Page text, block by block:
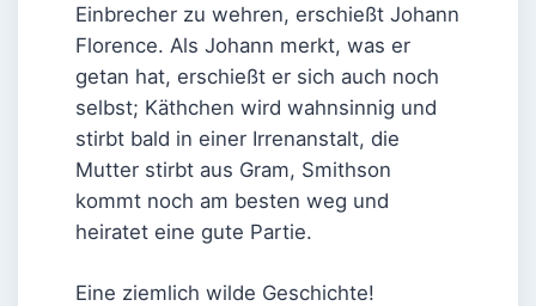
Einbrecher zu wehren, erschießt Johann
Florence. Als Johann merkt, was er
getan hat, erschießt er sich auch noch
selbst; Käthchen wird wahnsinnig und
stirbt bald in einer Irrenanstalt, die
Mutter stirbt aus Gram, Smithson
kommt noch am besten weg und
heiratet eine gute Partie.
Eine ziemlich wilde Geschichte!